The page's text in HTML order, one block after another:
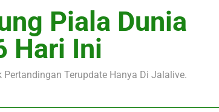
Club Friendly Malam Ini Pukul 22.00 WIB Di Jalalive
Mengenai
vs Indonesia Piala ASEAN Malam Ini Pukul 20.00
Club Friendly Malam Ini Pukul 19.00 WIB
Tentang
Piala Dunia
Hari Ini
Terupdate Hanya Di Jalalive.